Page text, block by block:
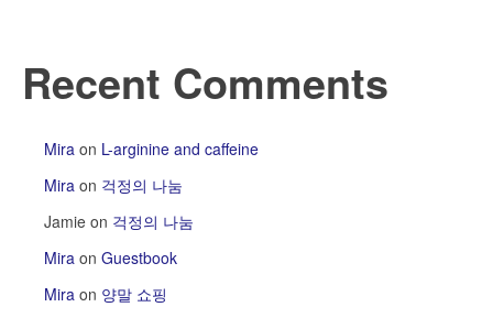
Recent Comments
Mira on L-arginine and caffeine
Mira on 걱정의 나눔
Jamie on 걱정의 나눔
Mira on Guestbook
Mira on 양말 쇼핑